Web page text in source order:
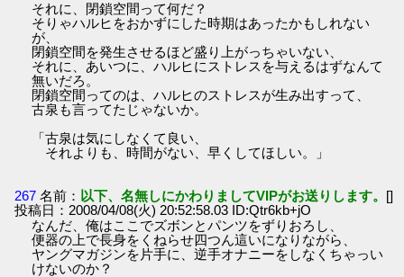
それに、閉鎖空間って何だ？
そりゃハルヒをおかずにした時期はあったかもしれない
が、
閉鎖空間を発生させるほど盛り上がっちゃいない、
それに、あいつに、ハルヒにストレスを与えるはずなんて
無いだろ。
閉鎖空間ってのは、ハルヒのストレスが生み出すって、
古泉も言ってたじゃないか。
「古泉は気にしなくて良い、
それよりも、時間がない、早くしてほしい。」
267 名前： 以下、名無しにかわりましてVIPがお送りします。 []
投稿日：2008/04/08(火) 20:52:58.03 ID:Qtr6kb+jO
なんだ、俺はここでズボンとパンツをずりおろし、
便器の上で長身をくねらせ四つん這いになりながら、
ヤングマガジンを片手に、逆手オナニーをしなくちゃっい
けないのか？